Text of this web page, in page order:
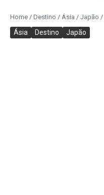
Home / Destino / Ásia / Japão /
Ásia Destino Japão